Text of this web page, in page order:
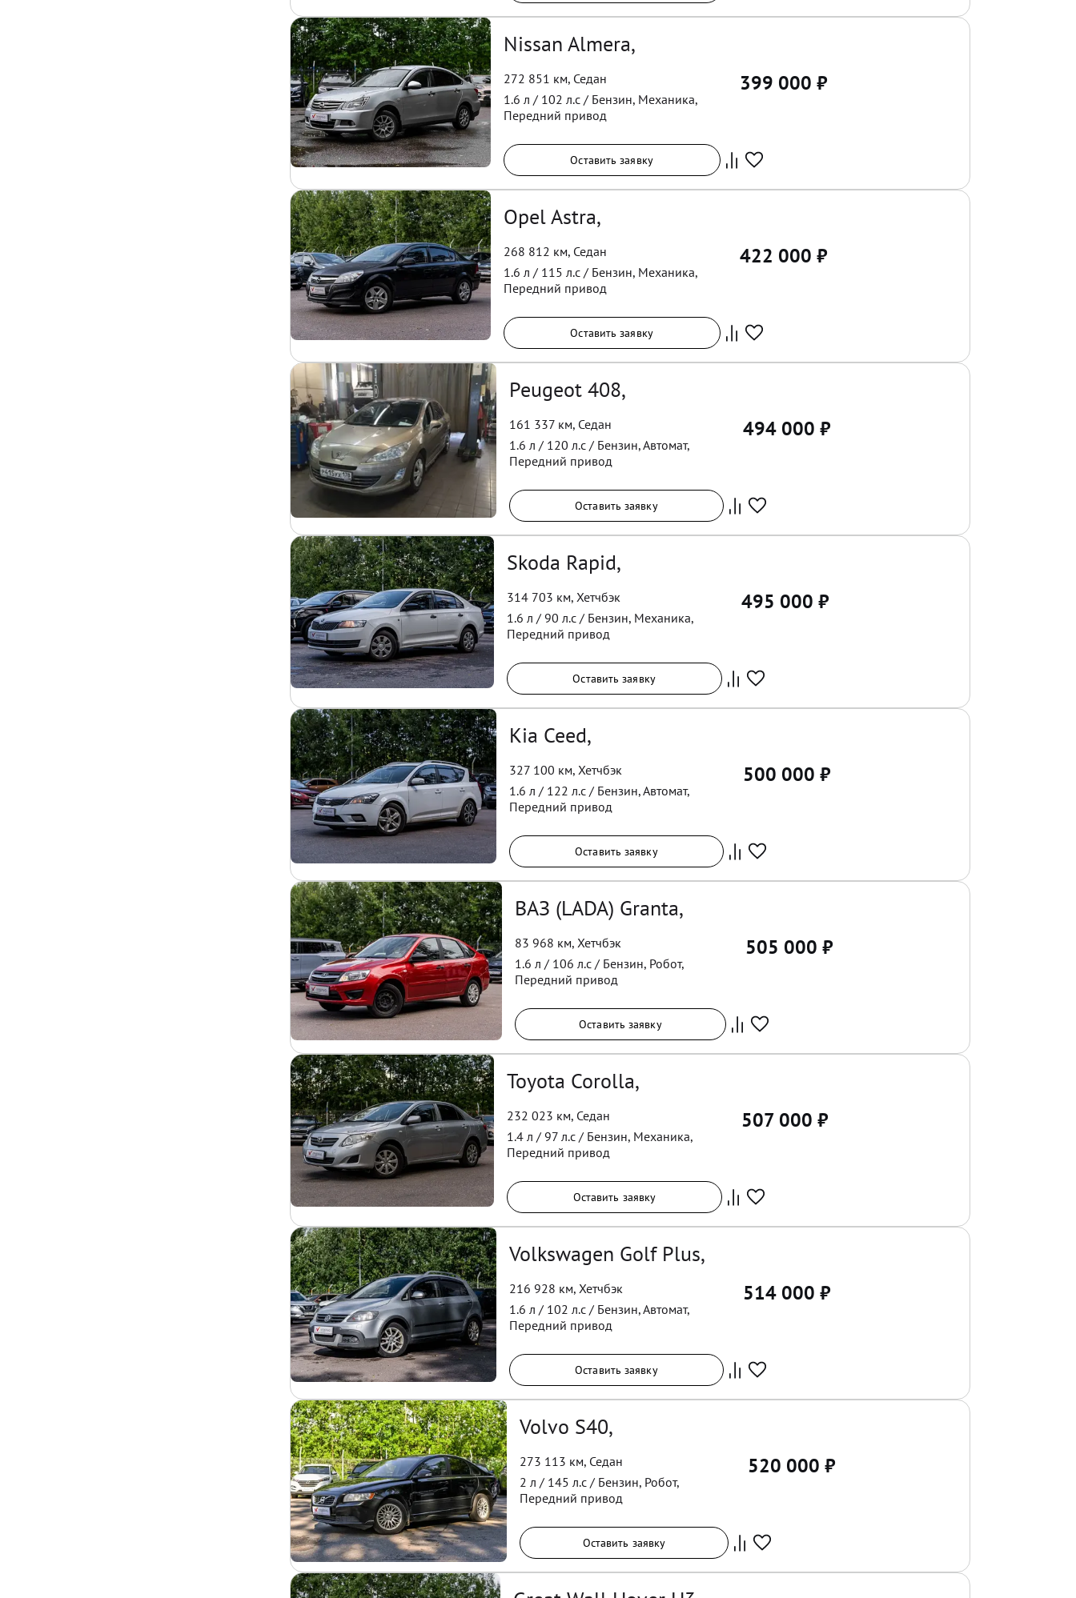
Nissan Almera,
272 851 км, Седан
1.6 л / 102 л.с / Бензин, Механика,
Передний привод
399 000 ₽
Оставить заявку
Opel Astra,
268 812 км, Седан
1.6 л / 115 л.с / Бензин, Механика,
Передний привод
422 000 ₽
Оставить заявку
Peugeot 408,
161 337 км, Седан
1.6 л / 120 л.с / Бензин,Автомат,
Передний привод
494 000 ₽
Оставить заявку
Skoda Rapid,
314 703 км, Хетчбэк
1.6 л / 90 л.с / Бензин, Механика,
Передний привод
495 000 ₽
Оставить заявку
Kia Ceed,
327 100 км,Хетчбэк
1.6 л / 122 л.с / Бензин,Автомат,
Передний привод
500 000 ₽
Оставить заявку
ВАЗ (LADA) Granta,
83 968 км, Хетчбэк
1.6 л / 106 л.с / Бензин, Робот,
Передний привод
505 000 ₽
Оставить заявку
Toyota Corolla,
232 023 км, Седан
1.4л / 97л.с / Бензин, Механика,
Передний привод
507 000 ₽
Оставить заявку
Volkswagen Golf Plus,
216 928 км,Хетчбэк
1.6 л / 102 л.с / Бензин,Автомат,
Передний привод
514 000 ₽
Оставить заявку
Volvo S40,
273 113 км, Седан
2 л / 145 л.с / Бензин, Робот,
Передний привод
520 000 ₽
Оставить заявку